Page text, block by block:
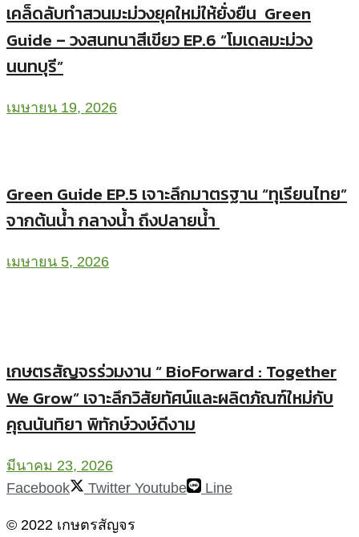
เคล็ดลับทำสวนมะม่วงยุคใหม่ให้ยั่งยืน Green
Guide – วงสนทนาสีเขียว EP.6 “โมเดลมะม่วง
นนทบุรี”
เมษายน 19, 2026
Green Guide EP.5 เจาะลึกมาตรฐาน “ทุเรียนไทย”
จากต้นน้ำ กลางน้ำ ถึงปลายน้ำ
เมษายน 5, 2026
เกษตรสัญจรร่วมงาน “ BioForward : Together
We Grow” เจาะลึกวิสัยทัศน์และผลิตภัณฑ์ใหม่กับ
คุณนันทิยา พิทักษ์วงษ์ดีงาม
มีนาคม 23, 2026
Facebook
Twitter Youtube Line
© 2022 เกษตรสัญจร